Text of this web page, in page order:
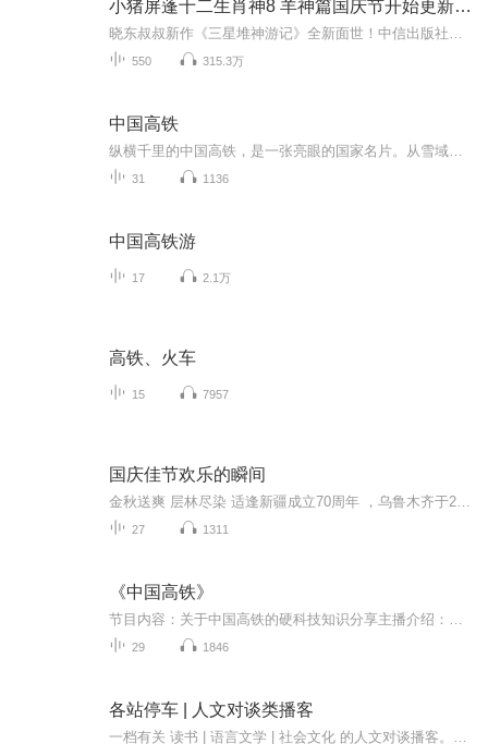
小猪屏蓬十二生肖神8 羊神篇国庆节开始更新啦！
550 315.3万
中国高铁
31 1136
中国高铁游
17 2.1万
高铁、火车
15 7957
国庆佳节欢乐的瞬间
27 1311
《中国高铁》
29 1846
各站停车 | 人文对谈类播客